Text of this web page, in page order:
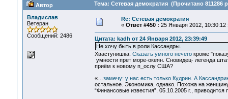
Автор Тема: Сетевая демократия (Прочитано 811286
Владислав
Ветеран
Сообщений: 2486
Re: Сетевая демократия
« Ответ #450 : 25 Января 2012, 10:30:12
Цитата: kadh от 24 Января 2012, 23:39:49
Не хочу быть в роли Кассандры.
Хвастунишка. Сказать умного нечего кроме
умности прет море-океян. Сновидец- легенда
приём к новому п_ослу США?
«… замечу: у нас есть только Кудрин. А
остальное. Экономика, однако. Похожа на
“Финансовые известия”, 05.10.2005 г., приводится